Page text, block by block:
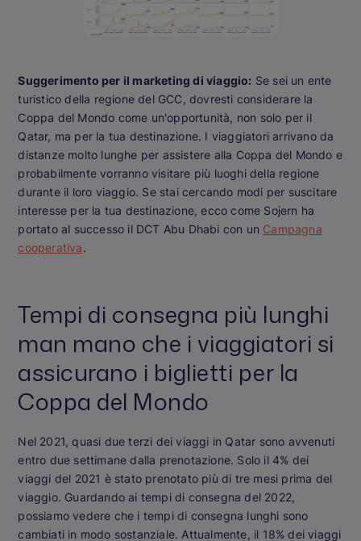
Suggerimento per il marketing di viaggio: Se sei un ente
turistico della regione del GCC, dovresti considerare la
Coppa del Mondo come un'opportunità, non solo per il
Qatar, ma per la tua destinazione. I viaggiatori arrivano da
distanze molto lunghe per assistere alla Coppa del Mondo e
probabilmente vorranno visitare più luoghi della regione
durante il loro viaggio. Se stai cercando modi per suscitare
interesse per la tua destinazione, ecco come Sojern ha
portato al successo il DCT Abu Dhabi con un Campagna
cooperativa.
Tempi di consegna più lunghi
man mano che i viaggiatori si
assicurano i biglietti per la
Coppa del Mondo
Nel 2021, quasi due terzi dei viaggi in Qatar sono avvenuti
entro due settimane dalla prenotazione. Solo il 4% dei
viaggi del 2021 è stato prenotato più di tre mesi prima del
viaggio. Guardando ai tempi di consegna del 2022,
possiamo vedere che i tempi di consegna lunghi sono
cambiati in modo sostanziale. Attualmente, il 18% dei viaggi